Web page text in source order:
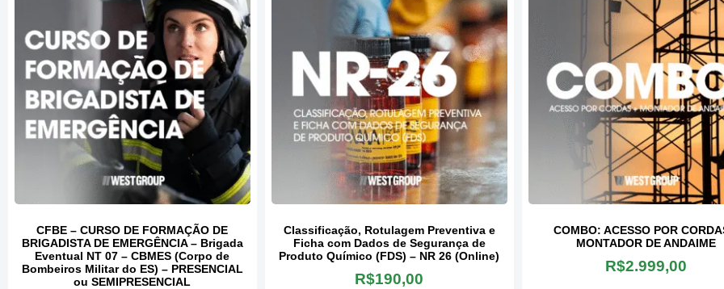
CFBE – CURSO DE FORMAÇÃO DE
BRIGADISTA DE EMERGÊNCIA – Brigada
Eventual NT 07 – CBMES (Corpo de
Bombeiros Militar do ES) – PRESENCIAL
ou SEMIPRESENCIAL
Classificação, Rotulagem Preventiva e
Ficha com Dados de Segurança de
Produto Químico (FDS) – NR 26 (Online)
R$190,00
COMBO: ACESSO POR
MONTADOR DE ANDAIME
R$2.999,00